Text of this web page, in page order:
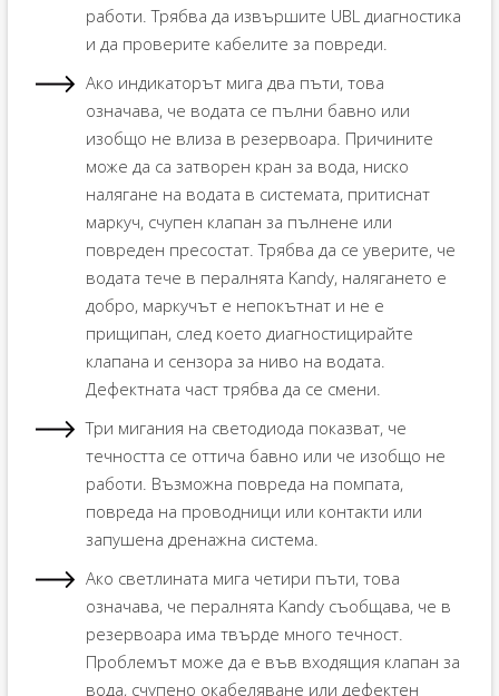
работи. Трябва да извършите UBL диагностика
и да проверите кабелите за повреди.
Ако индикаторът мига два пъти, това
означава, че водата се пълни бавно или
изобщо не влиза в резервоара. Причините
може да са затворен кран за вода, ниско
налягане на водата в системата, притиснат
маркуч, счупен клапан за пълнене или
повреден пресостат. Трябва да се уверите, че
водата тече в пералнята Kandy, налягането е
добро, маркучът е непокътнат и не е
прищипан, след което диагностицирайте
клапана и сензора за ниво на водата.
Дефектната част трябва да се смени.
Три мигания на светодиода показват, че
течността се оттича бавно или че изобщо не
работи. Възможна повреда на помпата,
повреда на проводници или контакти или
запушена дренажна система.
Ако светлината мига четири пъти, това
означава, че пералнята Kandy съобщава, че в
резервоара има твърде много течност.
Проблемът може да е във входящия клапан за
вода, счупено окабеляване или дефектен